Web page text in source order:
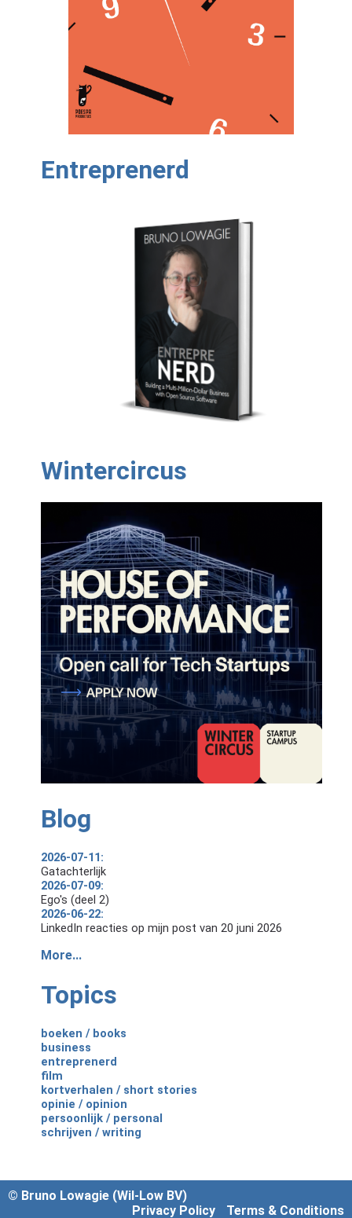
Entreprenerd
Wintercircus
Blog
2026-07-11:
Gatachterlijk
2026-07-09:
Ego's (deel 2)
2026-06-22:
LinkedIn reacties op mijn post van 20 juni 2026
More...
Topics
boeken / books
business
entreprenerd
film
kortverhalen / short stories
opinie / opinion
persoonlijk / personal
schrijven / writing
© Bruno Lowagie (Wil-Low BV)
Privacy Policy
Terms & Conditions